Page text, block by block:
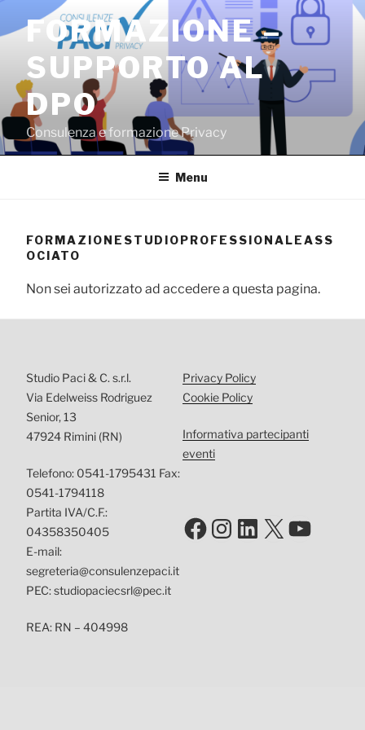
contenuto
FORMAZIONE –
SUPPORTO AL
DPO
Consulenza e formazione Privacy
Menu
FORMAZIONESTUDIOPROFESSIONALEASS
OCIATO
Non sei autorizzato ad accedere a questa pagina.
Studio Paci & C. s.r.l.
Via Edelweiss Rodriguez
Senior, 13
47924 Rimini (RN)
Telefono: 0541-1795431 Fax:
0541-1794118
Partita IVA/C.F.:
04358350405
E-mail:
segreteria@consulenzepaci.it
PEC: studiopaciecsrl@pec.it
REA: RN – 404998
Privacy Policy
Cookie Policy
Informativa partecipanti
eventi
Facebook
Instagram
LinkedIn
X